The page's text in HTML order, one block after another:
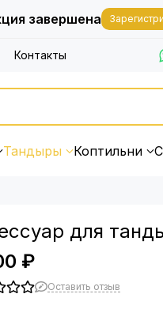
завершена
Контакты
Тандыры Коптильни
для
₽
Оставить отзыв